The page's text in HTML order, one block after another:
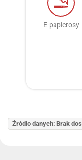
E-papierosy
Źródło danych: Brak